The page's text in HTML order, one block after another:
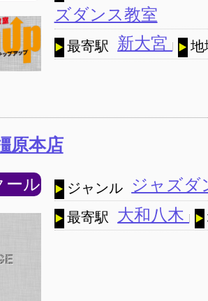
ズダンス教室
最寄駅 新大宮 地
原本店
ール ジャンル ジャズ
最寄駅 大和八木